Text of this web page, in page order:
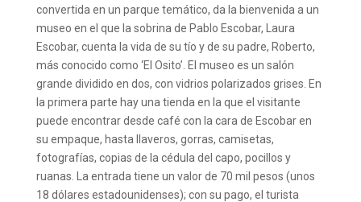
convertida en un parque temático, da la bienvenida a un
museo en el que la sobrina de Pablo Escobar, Laura
Escobar, cuenta la vida de su tío y de su padre, Roberto,
más conocido como ‘El Osito’. El museo es un salón
grande dividido en dos, con vidrios polarizados grises. En
la primera parte hay una tienda en la que el visitante
puede encontrar desde café con la cara de Escobar en
su empaque, hasta llaveros, gorras, camisetas,
fotografías, copias de la cédula del capo, pocillos y
ruanas. La entrada tiene un valor de 70 mil pesos (unos
18 dólares estadounidenses); con su pago, el turista